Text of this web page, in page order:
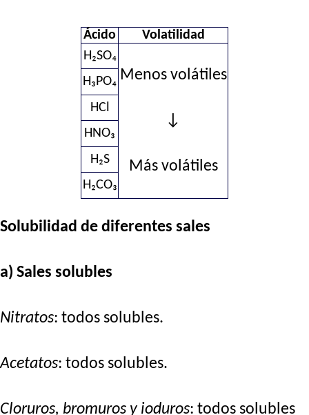
Ácido
Volatilidad
H₂SO₄
Menos volátiles
↓
Más volátiles
H₃PO₄
HCl
HNO₃
H₂S
H₂CO₃
Solubilidad de diferentes sales
a) Sales solubles
Nitratos: todos solubles.
Acetatos: todos solubles.
Cloruros, bromuros y ioduros: todos solubles